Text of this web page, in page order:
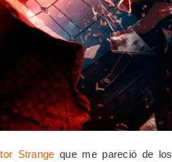
Strange que me pareció de los